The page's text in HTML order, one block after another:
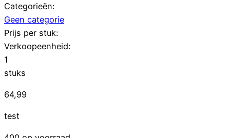
Categorieën:
Geen categorie
Prijs per stuk:
Verkoopeenheid:
1
stuks
64,99
test